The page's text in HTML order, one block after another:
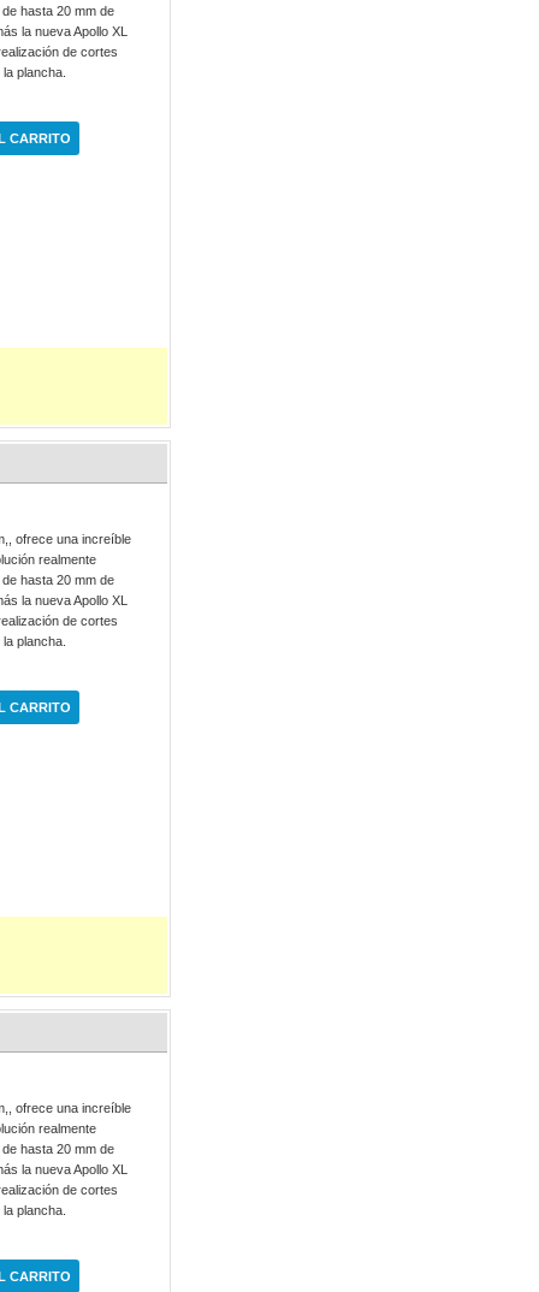
hasta 20 mm de
la nueva Apollo XL
de cortes
plancha.
CARRITO
ofrece una increíble
realmente
hasta 20 mm de
la nueva Apollo XL
de cortes
plancha.
CARRITO
ofrece una increíble
realmente
hasta 20 mm de
la nueva Apollo XL
de cortes
plancha.
CARRITO